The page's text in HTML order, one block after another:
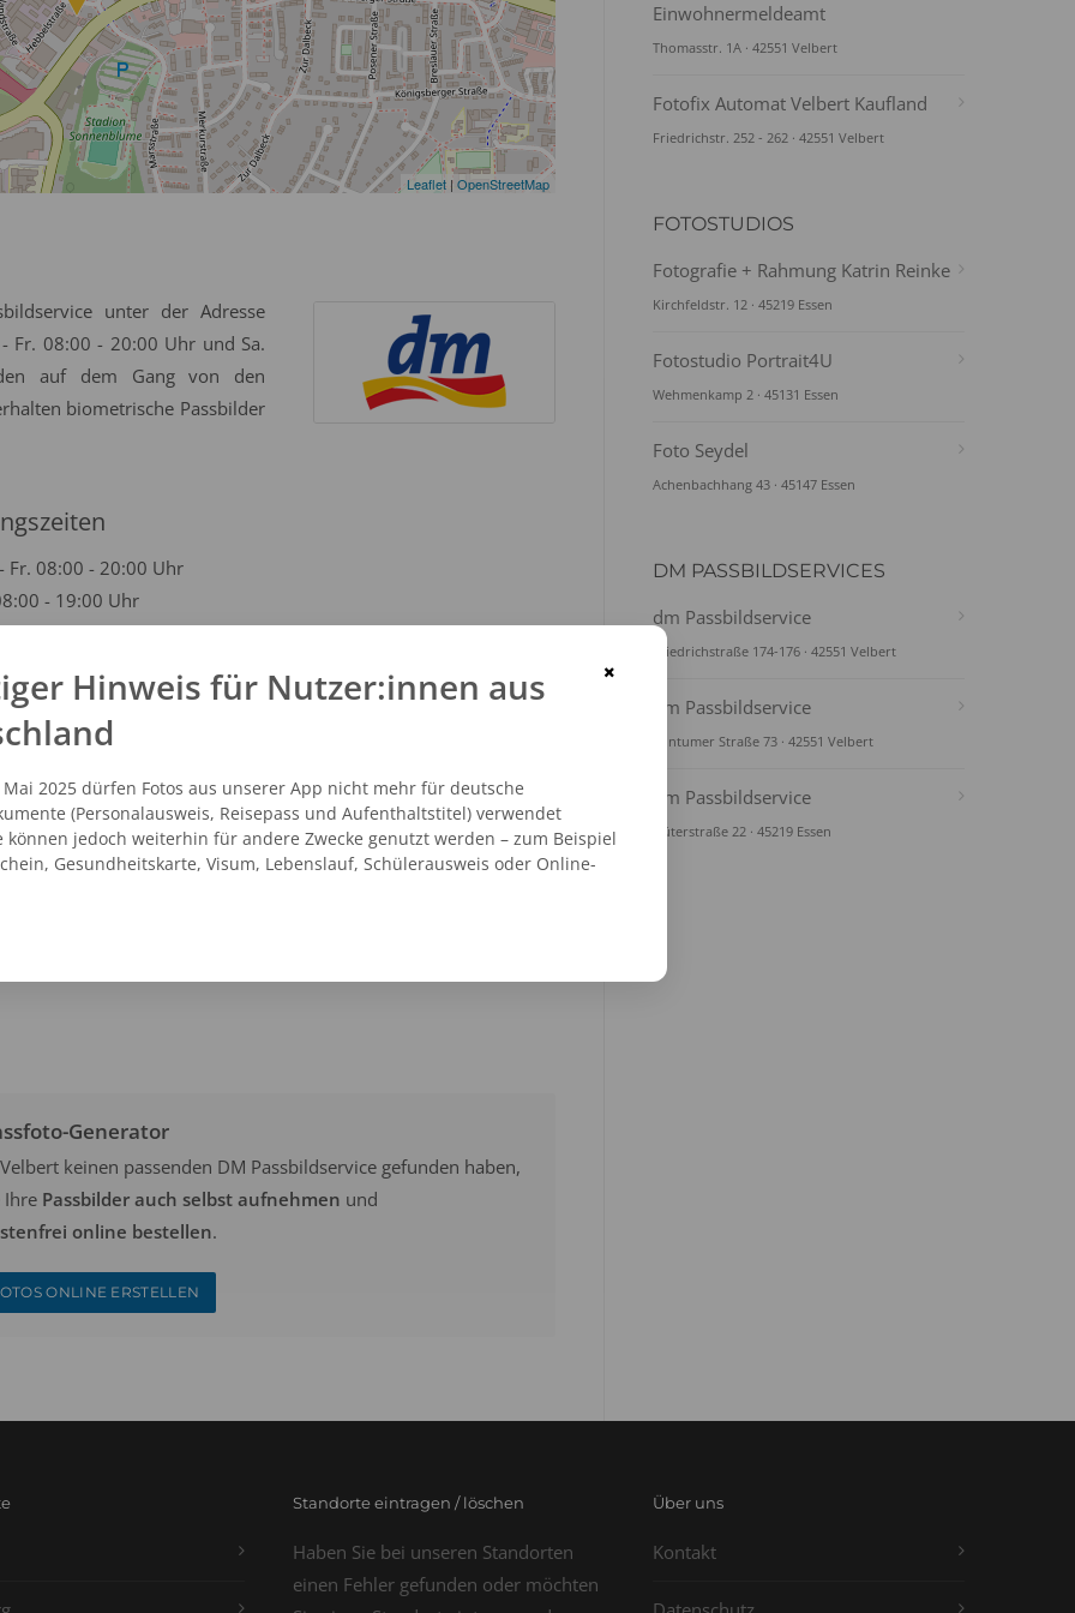
Leaflet | OpenStreetMap
unter der Adresse
Fr. 08:00 - 20:00 Uhr und Sa.
auf dem Gang von den
biometrische Passbilder
Fr. 08:00 - 20:00 Uhr
- 19:00 Uhr
- 312849
Generator
keinen passenden DM Passbildservice gefunden haben,
Ihre Passbilder auch selbst aufnehmen und
online bestellen.
ONLINE ERSTELLEN
Einwohnermeldeamt
Thomasstr. 1A · 42551 Velbert
Fotofix Automat Velbert Kaufland
Friedrichstr. 252 - 262 · 42551 Velbert
FOTOSTUDIOS
Fotografie + Rahmung Katrin Reinke
Kirchfeldstr. 12 · 45219 Essen
Fotostudio Portrait4U
Wehmenkamp 2 · 45131 Essen
Foto Seydel
Achenbachhang 43 · 45147 Essen
DM PASSBILDSERVICES
dm Passbildservice
Friedrichstraße 174-176 · 42551 Velbert
dm Passbildservice
Sontumer Straße 73 · 42551 Velbert
dm Passbildservice
Güterstraße 22 · 45219 Essen
Standorte eintragen / löschen
Haben Sie bei unseren Standorten
einen Fehler gefunden oder möchten
Über uns
Kontakt
×
Hinweis für Nutzer:innen aus
Mai 2025 dürfen Fotos aus unserer App nicht mehr für deutsche
(Personalausweis, Reisepass und Aufenthaltstitel) verwendet
können jedoch weiterhin für andere Zwecke genutzt werden – zum Beispiel
Gesundheitskarte, Visum, Lebenslauf, Schülerausweis oder Online-